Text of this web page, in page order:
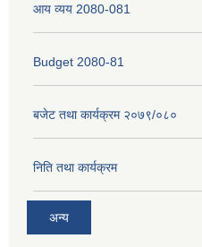
आय व्यय 2080-081
Budget 2080-81
बजेट तथा कार्यक्रम २०७९/०८०
निति तथा कार्यक्रम
अन्य